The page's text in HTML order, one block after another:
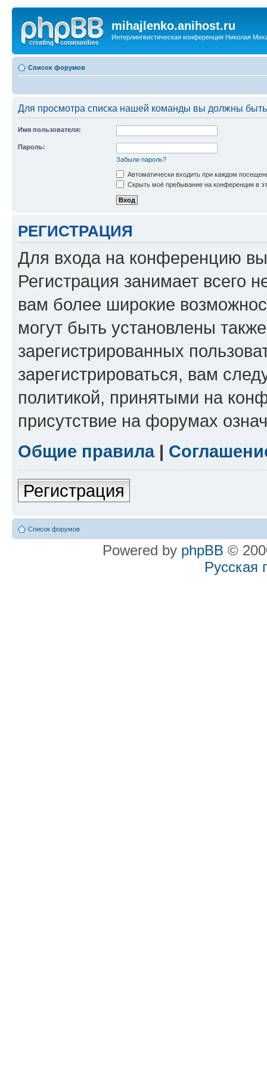
mihajlenko.anihost.ru
Интерлингвистическая конференция Николая
Список форумов
Для просмотра списка нашей команды вы должны
Имя пользователя:
Пароль:
Забыли пароль?
Автоматически входить при каждом
Скрыть моё пребывание на конференции в
РЕГИСТРАЦИЯ
Для входа на конференцию
Регистрация занимает всего
вам более широкие
могут быть установлены
зарегистрированных
зарегистрироваться, вам
политикой, принятыми на
присутствие на форумах
Общие правила|
Регистрация
Список форумов
Powered by phpBB ©
Русская